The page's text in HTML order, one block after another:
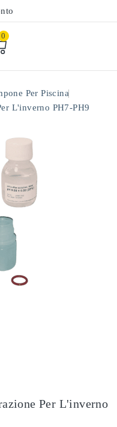
0
Per Piscina
L'inverno PH7-PH9
Per L'inverno